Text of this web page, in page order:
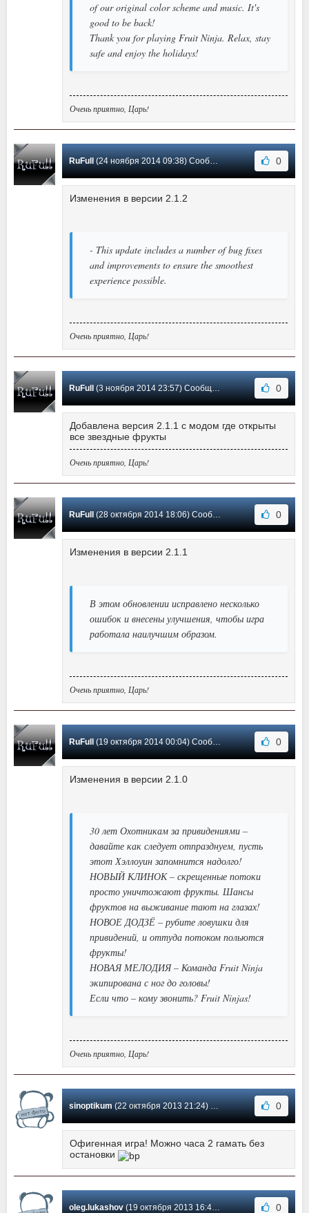
of our original color scheme and music. It's
good to be back!
Thank you for playing Fruit Ninja. Relax, stay
safe and enjoy the holidays!
Очень приятно, Царь!
RuFull (24 ноября 2014 09:38) Сообщение #7 0
Изменения в версии 2.1.2
- This update includes a number of bug fixes
and improvements to ensure the smoothest
experience possible.
Очень приятно, Царь!
RuFull (3 ноября 2014 23:57) Сообщение #6 0
Добавлена версия 2.1.1 с модом где открыты
все звездные фрукты
Очень приятно, Царь!
RuFull (28 октября 2014 18:06) Сообщение #5 0
Изменения в версии 2.1.1
В этом обновлении исправлено несколько
ошибок и внесены улучшения, чтобы игра
работала наилучшим образом.
Очень приятно, Царь!
RuFull (19 октября 2014 00:04) Сообщение #4 0
Изменения в версии 2.1.0
30 лет Охотникам за привидениями –
давайте как следует отпразднуем, пусть
этот Хэллоуин запомнится надолго!
НОВЫЙ КЛИНОК – скрещенные потоки
просто уничтожают фрукты. Шансы
фруктов на выживание тают на глазах!
НОВОЕ ДОДЗЁ – рубите ловушки для
привидений, и оттуда потоком польются
фрукты!
НОВАЯ МЕЛОДИЯ – Команда Fruit Ninja
экипирована с ног до головы!
Если что – кому звонить? Fruit Ninjas!
Очень приятно, Царь!
sinoptikum(22 октября 2013 21:24) Сообщение #3 0
Офигенная игра! Можно часа 2 гамать без
остановки
oleg.lukashov(19 октября 2013 16:47) Сообщение #2 0